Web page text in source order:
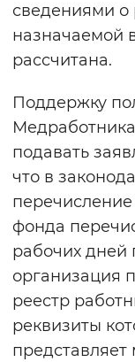
сведениями о
назначаемой
рассчитана.
Поддержку
подавать
что в
фонда
рабочих дней
организация
реестр
реквизиты